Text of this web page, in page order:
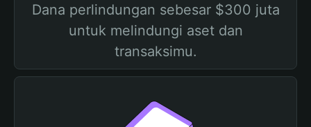
Dana perlindungan sebesar $300 juta
untuk melindungi aset dan
transaksimu.